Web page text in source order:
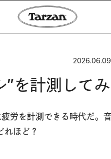
2026.06.09
を計測してみ
労を計測できる時代だ。
れほど？